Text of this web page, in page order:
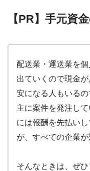
【PR】手元資
配送業・運送業を
出ていくので現金
安になる人もいる
主に案件を発注し
には報酬を先払い
が、すべての企業
そんなときは、ぜ